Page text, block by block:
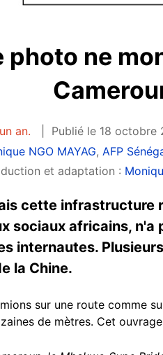
ne
an. Publié le 18 octobre
NGO MAYAG, AFP
et adaptation :
cette infrastructure
sociaux africains,
internautes.
la Chine.
sur une route comme
de mètres. Cet